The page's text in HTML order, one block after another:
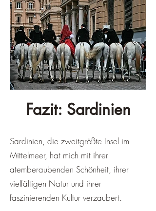
Fazit: Sardinien
Sardinien, die zweitgrößte Insel im
Mittelmeer, hat mich mit ihrer
atemberaubenden Schönheit, ihrer
vielfältigen Natur und ihrer
faszinierenden Kultur verzaubert.